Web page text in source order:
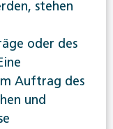
stehen
oder des
Auftrag des
und